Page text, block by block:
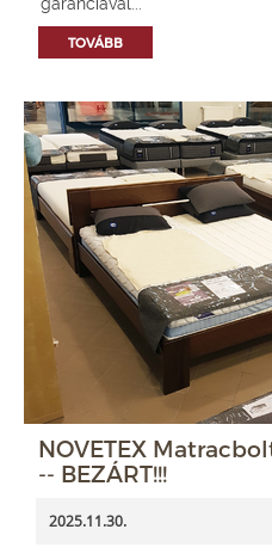
TOVÁBB
NOVETEX
-- BEZÁRT!!!
2025.11.30.